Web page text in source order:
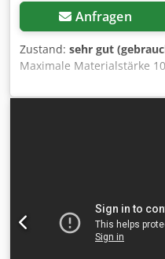
Anfragen
Zustand: sehr gut
Maximale Materialstärke
Anzahl der Sperrklinken 4